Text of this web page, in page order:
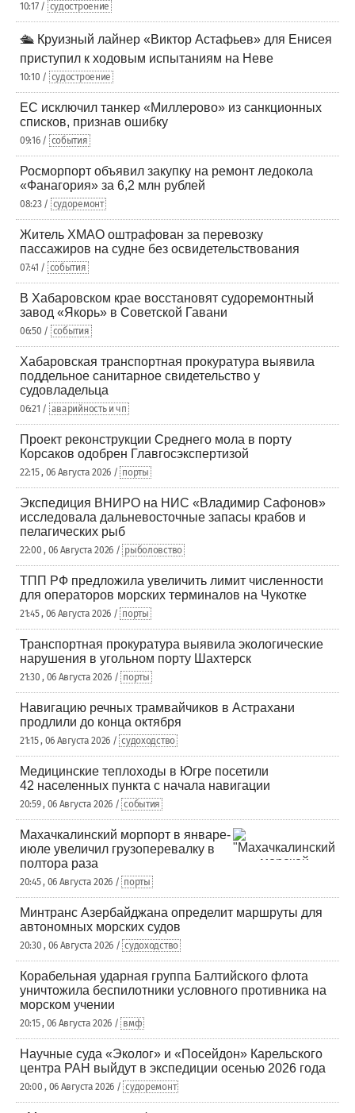
10:17 / судостроение
🛳️ Круизный лайнер «Виктор Астафьев» для Енисея
приступил к ходовым испытаниям на Неве
10:10 / судостроение
ЕС исключил танкер «Миллерово» из санкционных
списков, признав ошибку
09:16 / события
Росморпорт объявил закупку на ремонт ледокола
«Фанагория» за 6,2 млн рублей
08:23 / судоремонт
Житель ХМАО оштрафован за перевозку
пассажиров на судне без освидетельствования
07:41 / события
В Хабаровском крае восстановят судоремонтный
завод «Якорь» в Советской Гавани
06:50 / события
Хабаровская транспортная прокуратура выявила
поддельное санитарное свидетельство у
судовладельца
06:21 / аварийность и чп
Проект реконструкции Среднего мола в порту
Корсаков одобрен Главгосэкспертизой
22:15 , 06 Августа 2026 / порты
Экспедиция ВНИРО на НИС «Владимир Сафонов»
исследовала дальневосточные запасы крабов и
пелагических рыб
22:00 , 06 Августа 2026 / рыболовство
ТПП РФ предложила увеличить лимит численности
для операторов морских терминалов на Чукотке
21:45 , 06 Августа 2026 / порты
Транспортная прокуратура выявила экологические
нарушения в угольном порту Шахтерск
21:30 , 06 Августа 2026 / порты
Навигацию речных трамвайчиков в Астрахани
продлили до конца октября
21:15 , 06 Августа 2026 / судоходство
Медицинские теплоходы в Югре посетили
42 населенных пункта с начала навигации
20:59 , 06 Августа 2026 / события
Махачкалинский морпорт в январе-
июле увеличил грузоперевалку в
полтора раза
20:45 , 06 Августа 2026 / порты
Минтранс Азербайджана определит маршруты для
автономных морских судов
20:30 , 06 Августа 2026 / судоходство
Корабельная ударная группа Балтийского флота
уничтожила беспилотники условного противника на
морском учении
20:15 , 06 Августа 2026 / вмф
Научные суда «Эколог» и «Посейдон» Карельского
центра РАН выйдут в экспедиции осенью 2026 года
20:00 , 06 Августа 2026 / судоремонт